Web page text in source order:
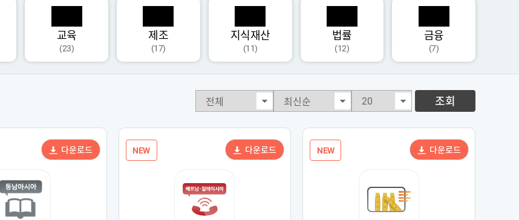
교육
(23)
제조
(17)
지식재산
(11)
법률
(12)
금융
(7)
조회
다운로드 NEW 다운로드 NEW 다운로드